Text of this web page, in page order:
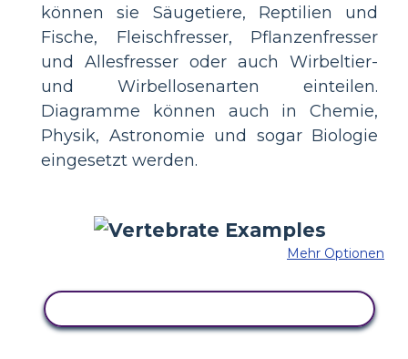
können sie Säugetiere, Reptilien und
Fische, Fleischfresser, Pflanzenfresser
und Allesfresser oder auch Wirbeltier-
und Wirbellosenarten einteilen.
Diagramme können auch in Chemie,
Physik, Astronomie und sogar Biologie
eingesetzt werden.
Mehr Optionen